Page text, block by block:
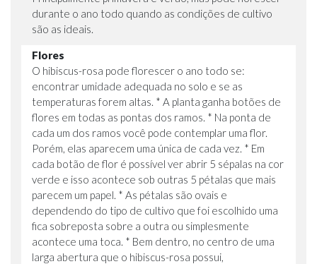
durante o ano todo quando as condições de cultivo
são as ideais.
Flores
O hibiscus-rosa pode florescer o ano todo se:
encontrar umidade adequada no solo e se as
temperaturas forem altas. * A planta ganha botões de
flores em todas as pontas dos ramos. * Na ponta de
cada um dos ramos você pode contemplar uma flor.
Porém, elas aparecem uma única de cada vez. * Em
cada botão de flor é possível ver abrir 5 sépalas na cor
verde e isso acontece sob outras 5 pétalas que mais
parecem um papel. * As pétalas são ovais e
dependendo do tipo de cultivo que foi escolhido uma
fica sobreposta sobre a outra ou simplesmente
acontece uma toca. * Bem dentro, no centro de uma
larga abertura que o hibiscus-rosa possui,